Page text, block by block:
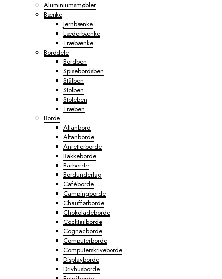
Aluminiumsmøbler
Bænke
Jernbænke
Læderbænke
Træbænke
Borddele
Bordben
Spisebordsben
Stålben
Stolben
Stoleben
Træben
Borde
Altanbord
Altanborde
Anretterborde
Bakkeborde
Barborde
Bordunderlag
Caféborde
Campingborde
Chaufførborde
Chokoladeborde
Cocktailborde
Cognacborde
Computerborde
Computerskriveborde
Displayborde
Drivhusborde